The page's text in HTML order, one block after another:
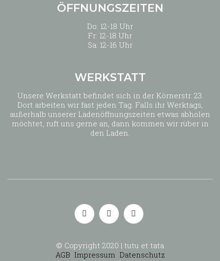
ÖFFNUNGSZEITEN
Do: 12-18 Uhr
Fr: 12-18 Uhr
Sa: 12-16 Uhr
WERKSTATT
Unsere Werkstatt befindet sich in der Körnerstr. 23.
Dort arbeiten wir fast jeden Tag. Falls ihr Werktags,
außerhalb unserer Ladenöffnungszeiten etwas abholen
möchtet, ruft uns gerne an, dann kommen wir rüber in
den Laden.
© Copyright 2020 | tutu et tata
AGB Impressum Datenschutz